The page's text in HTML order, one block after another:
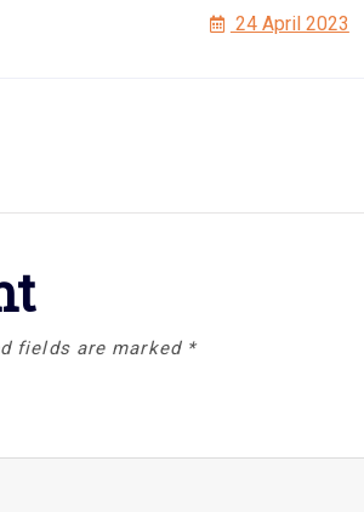
24 April 2023
fields are marked *